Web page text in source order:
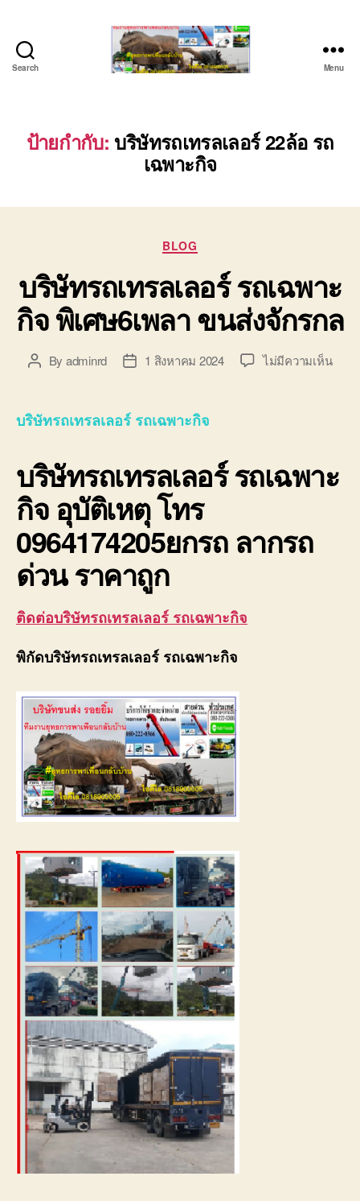
Search
ยก
ของ
หนัก
0818900005,
0800628488
Menu
ป้ายกำกับ: บริษัทรถเทรลเลอร์ 22ล้อ รถ
เฉพาะกิจ
Categories
BLOG
บริษัทรถเทรลเลอร์ รถเฉพาะ
กิจ พิเศษ6เพลา ขนส่งจักรกล
PostBy adminrd
Post1 สิงหาคม 2024 ไม่มีความเห็นบน
เฉพา
บริษัทรถเทรลเลอร์ รถเฉพาะกิจ
บริษัทรถเทรลเลอร์ รถเฉพาะ
กิจ อุบัติเหตุ โทร
0964174205ยกรถ ลากรถ
ด่วน ราคาถูก
ติดต่อบริษัทรถเทรลเลอร์ รถเฉพาะกิจ
พิกัดบริษัทรถเทรลเลอร์ รถเฉพาะกิจ